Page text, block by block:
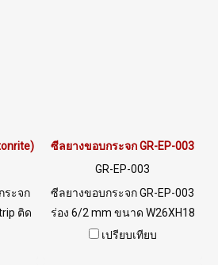
GR-EP-002
ระจก
ติด
จักร
ซีลยางขอบกระจก GR-EP-003
GR-EP-003
ซีลยางขอบกระจก GR-EP-003
ร่อง 6/2 mm ขนาด W26XH18
mm ทนสภาพแวดล้อมการใช้
เปรียบเทียบ